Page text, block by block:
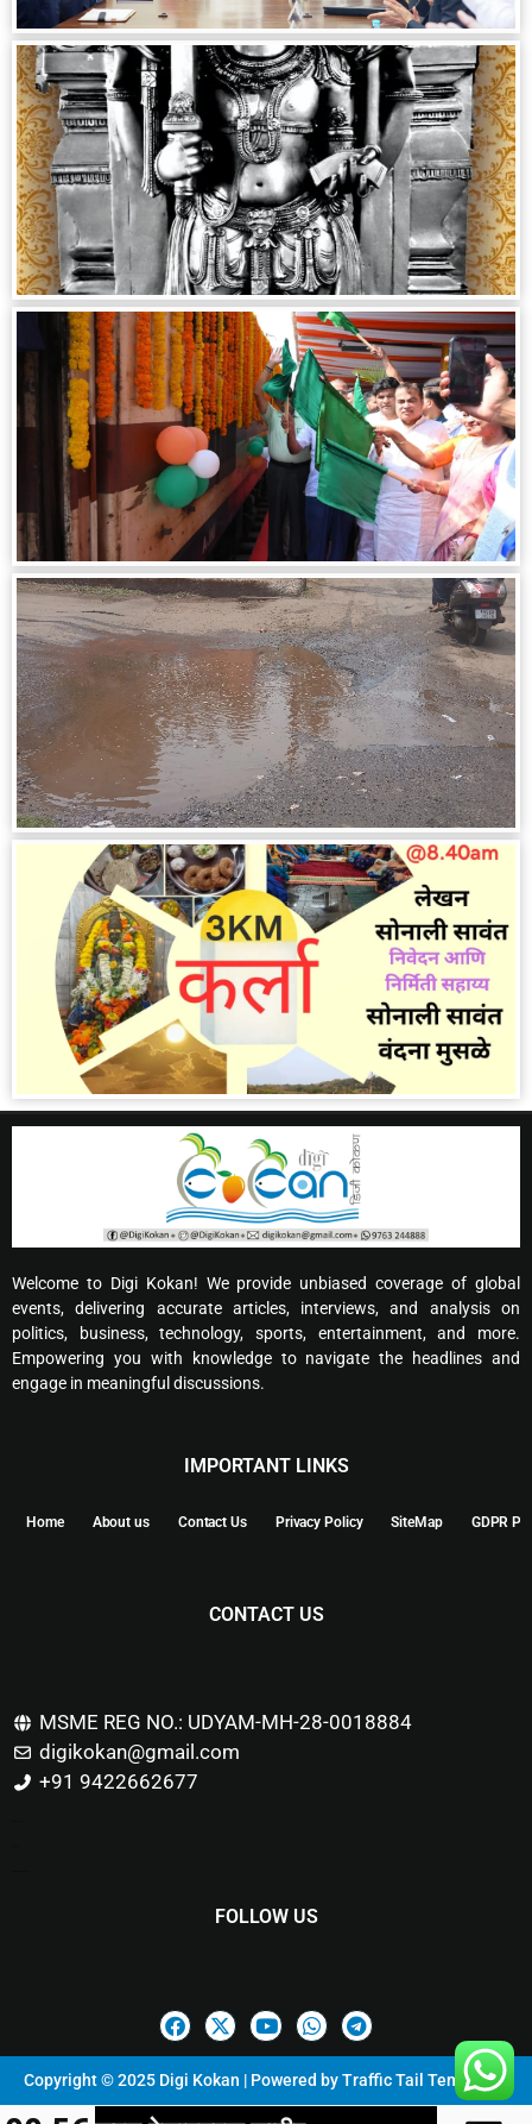
Welcome to Digi Kokan! We provide unbiased coverage of global
events, delivering accurate articles, interviews, and analysis on
politics, business, technology, sports, entertainment, and more.
Empowering you with knowledge to navigate the headlines and
engage in meaningful discussions.
IMPORTANT LINKS
Home About us Contact Us Privacy Policy SiteMap GDPR
CONTACT US
MSME REG NO.: UDYAM-MH-28-0018884
digikokan@gmail.com
+91 9422662677
FOLLOW US
Copyright © 2025 Digi Kokan | Powered byTraffic Tail Templates